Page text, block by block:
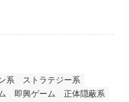
系
ストラテジー系
即興ゲーム
正体隠蔽系